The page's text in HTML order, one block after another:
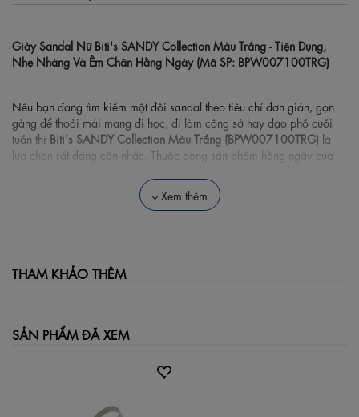
Giày Sandal Nữ Biti's SANDY Collection Màu Trắng - Tiện Dụng,
Nhẹ Nhàng Và Êm Chân Hằng Ngày (Mã SP: BPW007100TRG)
Nếu bạn đang tìm kiếm một đôi sandal theo tiêu chí đơn giản, gọn
gàng để thoải mái mang đi học, đi làm công sở hay dạo phố cuối
tuần thì Biti's SANDY Collection Màu Trắng (BPW007100TRG) là
lựa chọn rất đáng cân nhắc. Thuộc dòng sản phẩm hằng ngày của
đôi chân luôn thư thái dù bạn phải di chuyển nhiều.
giúp giảm bớt cảm giác mỏi ở lòng bàn chân khi đứng lâu.
bước đi luôn vững vàng và tự nhiên.
Quai Si PU mềm mại, hạn chế cọ xát: Phần hệ thống quai
Xem thêm
THAM KHẢO THÊM
SẢN PHẨM ĐÃ XEM